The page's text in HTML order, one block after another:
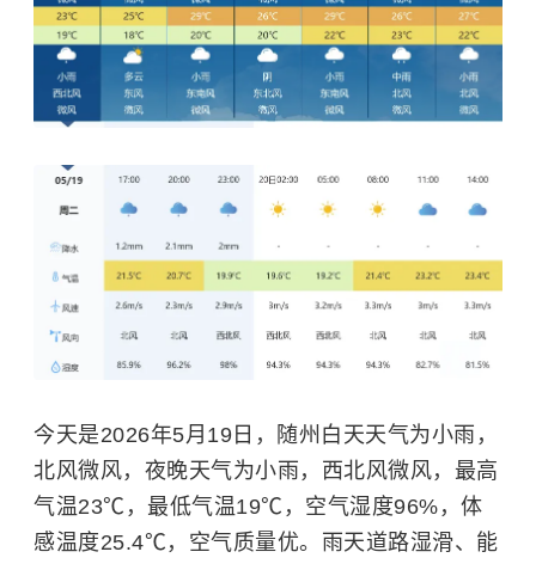
今天是2026年5月19日，随州白天天气为小雨，
北风微风，夜晚天气为小雨，西北风微风，最高
气温23℃，最低气温19℃，空气湿度96%，体
感温度25.4℃，空气质量优。雨天道路湿滑、能